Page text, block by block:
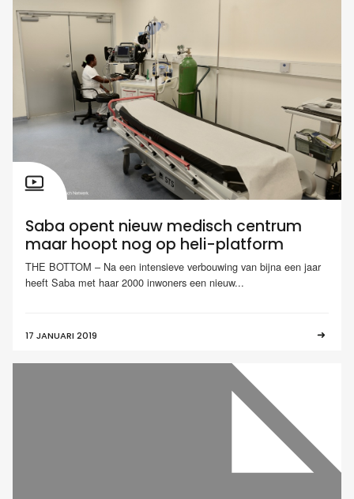
Saba opent nieuw medisch centrum
maar hoopt nog op heli-platform
THE BOTTOM – Na een intensieve verbouwing van bijna een jaar
heeft Saba met haar 2000 inwoners een nieuw...
17 JANUARI 2019